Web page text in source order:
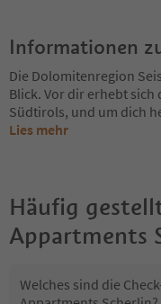
Informationen
Die Dolomitenregion
Blick. Vor dir erhebt sich
Südtirols, und um dich
Lies mehr
Häufig
Appartments
Welches sind die